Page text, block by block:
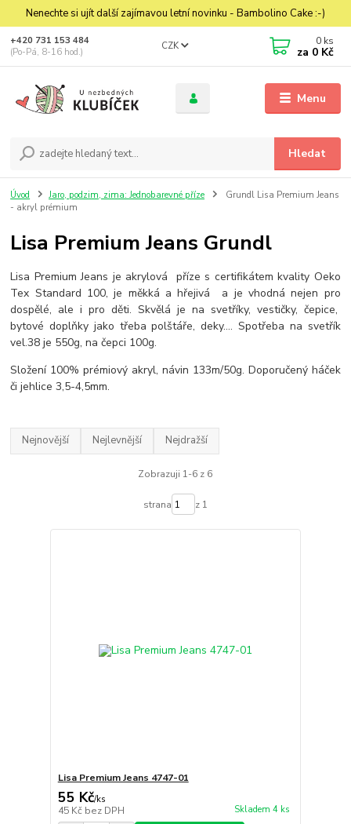
Nenechte si ujít další zajímavou letní novinku - Bambolino Cake :-)
Menu
CZK
Hledat
+420 731 153 484
(Po-Pá, 8-16 hod.)
0 ks
za 0 Kč
Úvod Jaro, podzim, zima: Jednobarevné příze
Grundl Lisa Premium Jeans
- akryl prémium
Lisa Premium Jeans Grundl
Lisa Premium Jeans je akrylová příze s certifikátem kvality Oeko
Tex Standard 100, je měkká a hřejivá a je vhodná nejen pro
dospělé, ale i pro děti. Skvělá je na svetříky, vestičky, čepice,
bytové doplňky jako třeba polštáře, deky.... Spotřeba na svetřík
vel.38 je 550g, na čepci 100g.
Složení 100% prémiový akryl, návin 133m/50g. Doporučený háček
či jehlice 3,5-4,5mm.
Nejnovější Nejlevnější Nejdražší
Zobrazuji 1-6 z 6
strana z 1
Lisa Premium Jeans 4747-01
55 Kč/ks
45 Kč bez DPH Skladem 4 ks